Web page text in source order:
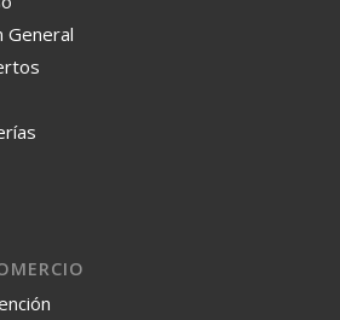
General